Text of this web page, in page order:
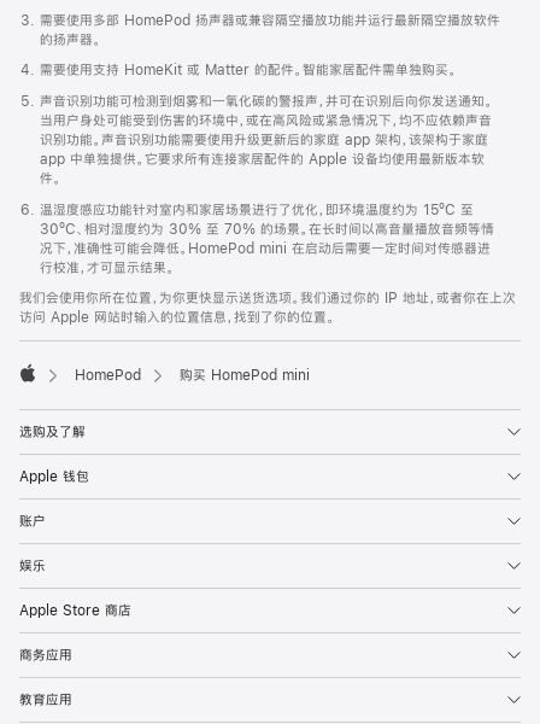
需要使用多部 HomePod 扬声器或兼容隔空播放功能并运行最新隔空播放软件
的扬声器。
需要使用支持 HomeKit 或 Matter 的配件。智能家居配件需单独购买。
声音识别功能可检测到烟雾和一氧化碳的警报声，并可在识别后向你发送通知。
当用户身处可能受到伤害的环境中，或在高风险或紧急情况下，均不应依赖声音
识别功能。声音识别功能需要使用升级更新后的家庭 app 架构，该架构于家庭
app 中单独提供。它要求所有连接家居配件的 Apple 设备均使用最新版本软
件。
温湿度感应功能针对室内和家居场景进行了优化，即环境温度约为 15ºC 至
30ºC、相对湿度约为 30% 至 70% 的场景。在长时间以高音量播放音频等情
况下，准确性可能会降低。HomePod mini 在启动后需要一定时间对传感器进
行校准，才可显示结果。
我们会使用你所在位置，为你更快显示送货选项。我们通过你的 IP 地址，或者你在上次
访问 Apple 网站时输入的位置信息，找到了你的位置。
HomePod 购买 HomePod mini
选购及了解
Apple 钱包
账户
娱乐
Apple Store 商店
商务应用
教育应用